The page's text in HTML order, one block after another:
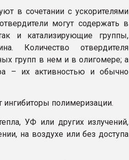
в сочетании с ускорителями
могут содержать в
и катализирующие группы,
Количество отвердителя
групп в нем и в олигомере; а
– их активностью и обычно
полимеризации.
УФ или других излучений,
на воздухе или без доступа